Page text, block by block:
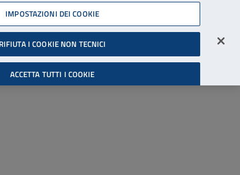
Accessibilità
Cerca
Accedi all'area riservata
IMPOSTAZIONI DEI COOKIE
RIFIUTA I COOKIE NON TECNICI
ACCETTA TUTTI I COOKIE